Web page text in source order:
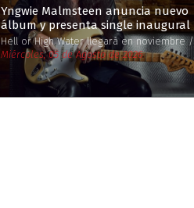
Yngwie Malmsteen anuncia nuevo
álbum y presenta single inaugural
Hell or High Water llegará en noviembre /
Miércoles, 05 de Agosto de 2026